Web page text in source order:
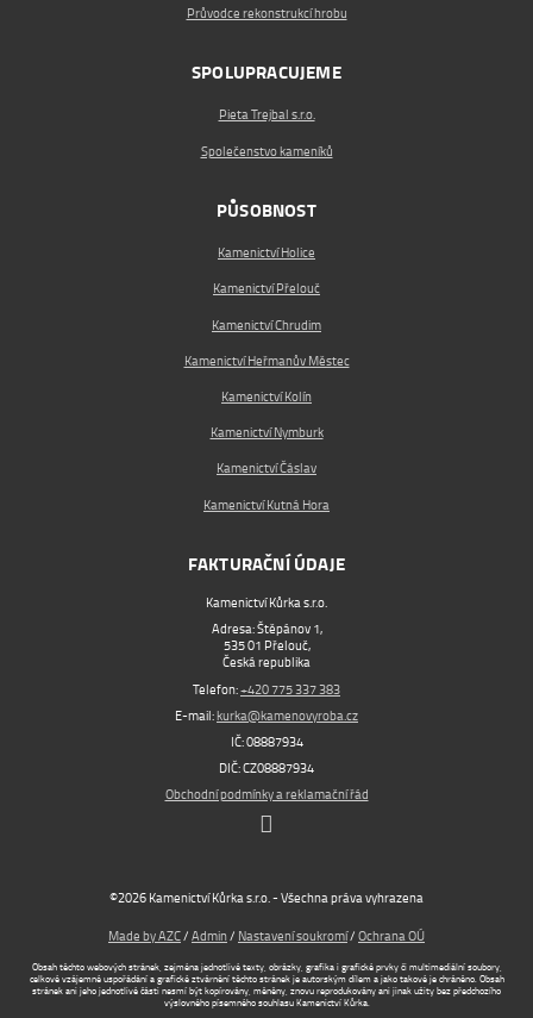
Průvodce rekonstrukcí hrobu
SPOLUPRACUJEME
Pieta Trejbal s.r.o.
Společenstvo kameníků
PŮSOBNOST
Kamenictví Holice
Kamenictví Přelouč
Kamenictví Chrudim
Kamenictví Heřmanův Městec
Kamenictví Kolín
Kamenictví Nymburk
Kamenictví Čáslav
Kamenictví Kutná Hora
FAKTURAČNÍ ÚDAJE
Kamenictví Kůrka s.r.o.
Adresa: Štěpánov 1,
535 01 Přelouč,
Česká republika
Telefon:+420 775 337 383
E-mail:kurka@kamenovyroba.cz
IČ: 08887934
DIČ: CZ08887934
Obchodní podmínky a reklamační řád
©2026 Kamenictví Kůrka s.r.o. - Všechna práva vyhrazena
Made by AZC/Admin/Nastavení soukromí/Ochrana OÚ
Obsah těchto webových stránek, zejména jednotlivé texty, obrázky, grafika i grafické prvky či multimediální soubory,
celkové vzájemné uspořádání a grafické ztvárnění těchto stránek je autorským dílem a jako takové je chráněno. Obsah
stránek ani jeho jednotlivé části nesmí být kopírovány, měněny, znovu reprodukovány ani jinak užity bez předchozího
výslovného písemného souhlasu Kamenictví Kůrka.